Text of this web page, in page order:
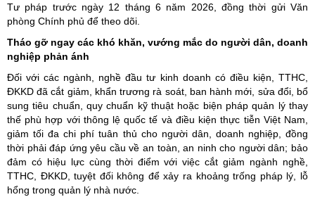
Tư pháp trước ngày 12 tháng 6 năm 2026, đồng thời gửi Văn
phòng Chính phủ để theo dõi.
Tháo gỡ ngay các khó khăn, vướng mắc do người dân, doanh
nghiệp phản ánh
Đối với các ngành, nghề đầu tư kinh doanh có điều kiện, TTHC,
ĐKKD đã cắt giảm, khẩn trương rà soát, ban hành mới, sửa đổi, bổ
sung tiêu chuẩn, quy chuẩn kỹ thuật hoặc biện pháp quản lý thay
thế phù hợp với thông lệ quốc tế và điều kiện thực tiễn Việt Nam,
giảm tối đa chi phí tuân thủ cho người dân, doanh nghiệp, đồng
thời phải đáp ứng yêu cầu về an toàn, an ninh cho người dân; bảo
đảm có hiệu lực cùng thời điểm với việc cắt giảm ngành nghề,
TTHC, ĐKKD, tuyệt đối không để xảy ra khoảng trống pháp lý, lỗ
hổng trong quản lý nhà nước.